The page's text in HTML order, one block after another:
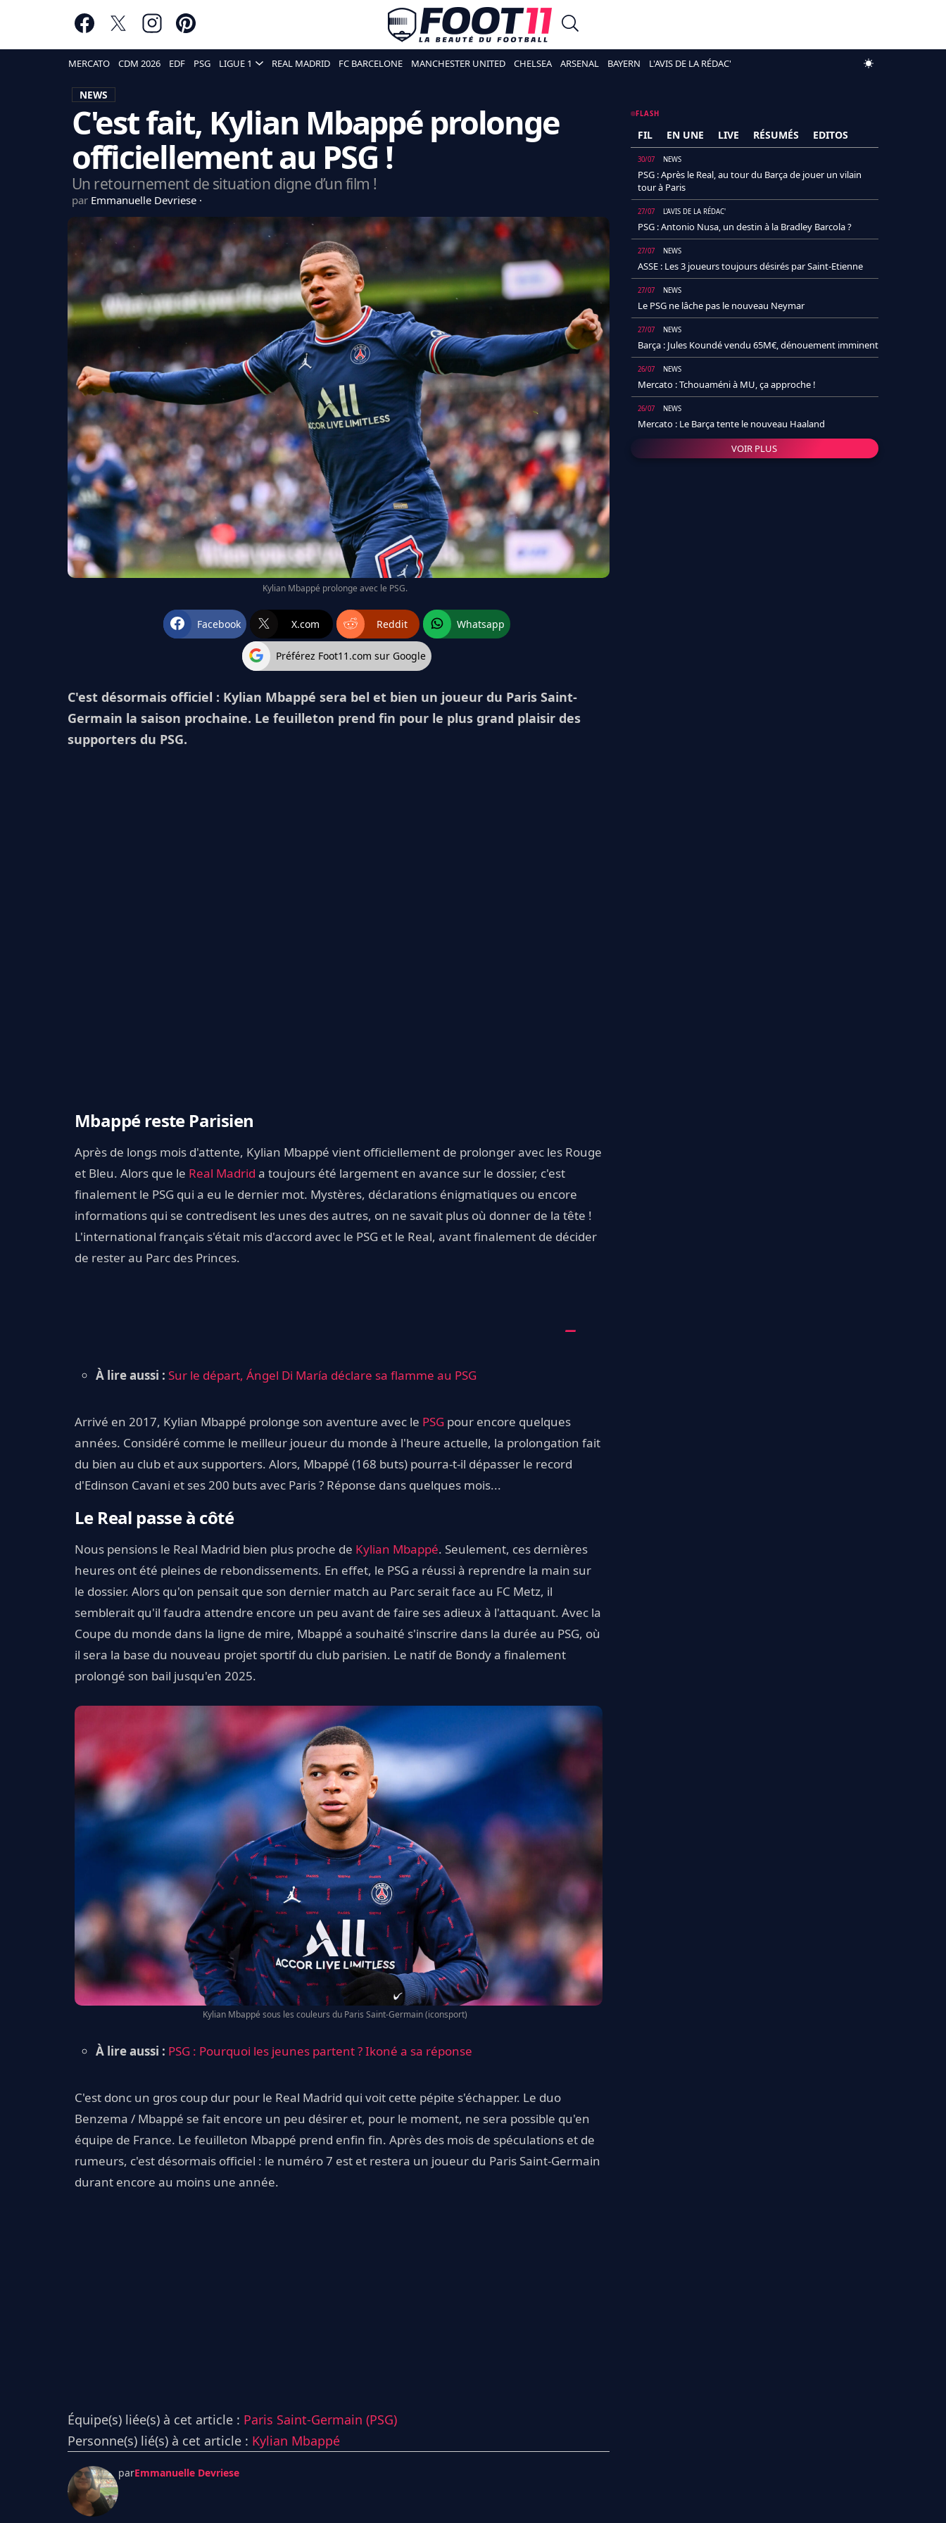
MERCATO CDM 2026 EDF PSG LIGUE 1 REAL MADRID FC BARCELONE MANCHESTER UNITED CHELSEA ARSENAL BAYERN L'AVIS DE LA RÉDAC'
NEWS
C'est fait, Kylian Mbappé prolonge
officiellement au PSG !
Un retournement de situation digne d’un film !
par Emmanuelle Devriese
Kylian Mbappé prolonge avec le PSG.
Facebook X.com Reddit Whatsapp
Préférez Foot11.com sur Google
C'est désormais officiel : Kylian Mbappé sera bel et bien un joueur du Paris Saint-
Germain la saison prochaine. Le feuilleton prend fin pour le plus grand plaisir des
supporters du PSG.
Mbappé reste Parisien
Après de longs mois d'attente, Kylian Mbappé vient officiellement de prolonger avec les Rouge
et Bleu. Alors que le Real Madrid a toujours été largement en avance sur le dossier, c'est
finalement le PSG qui a eu le dernier mot. Mystères, déclarations énigmatiques ou encore
informations qui se contredisent les unes des autres, on ne savait plus où donner de la tête !
L'international français s'était mis d'accord avec le PSG et le Real, avant finalement de décider
de rester au Parc des Princes.
À lire aussi : Sur le départ, Ángel Di María déclare sa flamme au PSG
Arrivé en 2017, Kylian Mbappé prolonge son aventure avec le PSG pour encore quelques
années. Considéré comme le meilleur joueur du monde à l'heure actuelle, la prolongation fait
du bien au club et aux supporters. Alors, Mbappé (168 buts) pourra-t-il dépasser le record
d'Edinson Cavani et ses 200 buts avec Paris ? Réponse dans quelques mois...
Le Real passe à côté
Nous pensions le Real Madrid bien plus proche de Kylian Mbappé. Seulement, ces dernières
heures ont été pleines de rebondissements. En effet, le PSG a réussi à reprendre la main sur
le dossier. Alors qu'on pensait que son dernier match au Parc serait face au FC Metz, il
semblerait qu'il faudra attendre encore un peu avant de faire ses adieux à l'attaquant. Avec la
Coupe du monde dans la ligne de mire, Mbappé a souhaité s'inscrire dans la durée au PSG, où
il sera la base du nouveau projet sportif du club parisien. Le natif de Bondy a finalement
prolongé son bail jusqu'en 2025.
Kylian Mbappé sous les couleurs du Paris Saint-Germain (iconsport)
À lire aussi : PSG : Pourquoi les jeunes partent ? Ikoné a sa réponse
C'est donc un gros coup dur pour le Real Madrid qui voit cette pépite s'échapper. Le duo
Benzema / Mbappé se fait encore un peu désirer et, pour le moment, ne sera possible qu'en
équipe de France. Le feuilleton Mbappé prend enfin fin. Après des mois de spéculations et de
rumeurs, c'est désormais officiel : le numéro 7 est et restera un joueur du Paris Saint-Germain
durant encore au moins une année.
Équipe(s) liée(s) à cet article : Paris Saint-Germain (PSG)
Personne(s) lié(s) à cet article : Kylian Mbappé
parEmmanuelle Devriese
FLASH
FIL EN UNE LIVE RÉSUMÉS EDITOS
30/07 NEWS
PSG : Après le Real, au tour du Barça de jouer un vilain
tour à Paris
27/07 L'AVIS DE LA RÉDAC'
PSG : Antonio Nusa, un destin à la Bradley Barcola ?
27/07 NEWS
ASSE : Les 3 joueurs toujours désirés par Saint-Etienne
27/07 NEWS
Le PSG ne lâche pas le nouveau Neymar
27/07 NEWS
Barça : Jules Koundé vendu 65M€, dénouement imminent
26/07 NEWS
Mercato : Tchouaméni à MU, ça approche !
26/07 NEWS
Mercato : Le Barça tente le nouveau Haaland
VOIR PLUS